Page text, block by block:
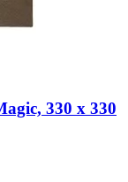
330 x 330